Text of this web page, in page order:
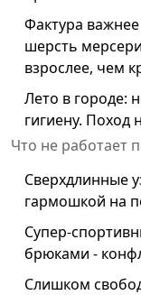
Фактура
шерсть
взрослее, чем
Лето в городе:
гигиену. Поход
Что не работает
Сверхдлинные
гармошкой на
Супер-
брюками -
Слишком